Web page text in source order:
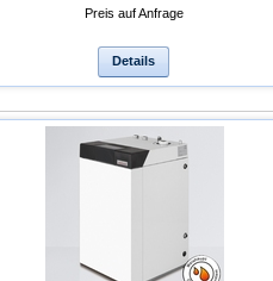
Preis auf Anfrage
Details